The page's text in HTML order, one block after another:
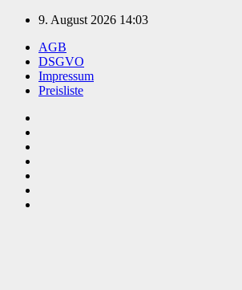
Zum
springen
9. August 2026 14:03
AGB
DSGVO
Impressum
Preisliste